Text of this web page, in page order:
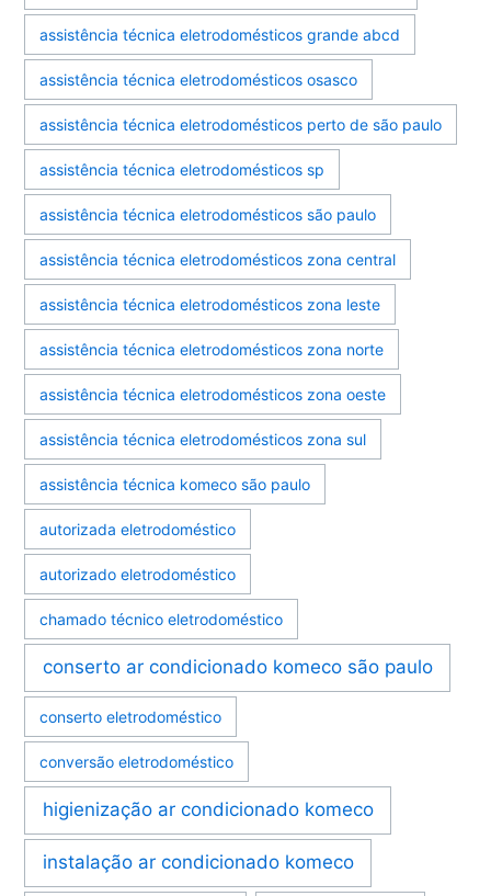
assistência técnica eletrodomésticos grande abcd
assistência técnica eletrodomésticos osasco
assistência técnica eletrodomésticos perto de são paulo
assistência técnica eletrodomésticos sp
assistência técnica eletrodomésticos são paulo
assistência técnica eletrodomésticos zona central
assistência técnica eletrodomésticos zona leste
assistência técnica eletrodomésticos zona norte
assistência técnica eletrodomésticos zona oeste
assistência técnica eletrodomésticos zona sul
assistência técnica komeco são paulo
autorizada eletrodoméstico
autorizado eletrodoméstico
chamado técnico eletrodoméstico
conserto ar condicionado komeco são paulo
conserto eletrodoméstico
conversão eletrodoméstico
higienização ar condicionado komeco
instalação ar condicionado komeco